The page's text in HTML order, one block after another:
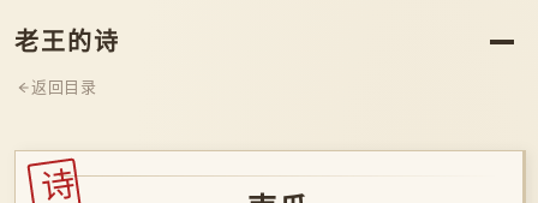
老王的诗
返回目录
诗